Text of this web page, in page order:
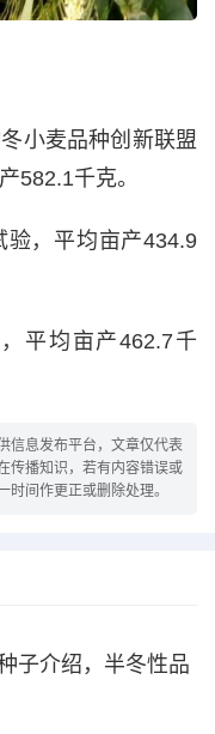
小麦品种创新联盟
582.1千克。
验，平均亩产434.9
平均亩产462.7千
信息发布平台，文章仅代表
传播知识，若有内容错误或
间作更正或删除处理。
子介绍，半冬性品